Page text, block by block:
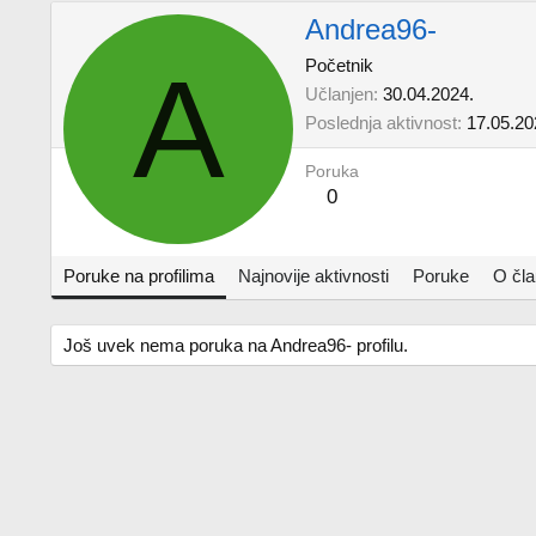
A
Andrea96-
Početnik
Učlanjen 30.04.2024.
Poslednja aktivnost
Poruka
0
Poruke na profilima Najnovije aktivnosti Poruke O
Još uvek nema poruka na Andrea96- profilu.